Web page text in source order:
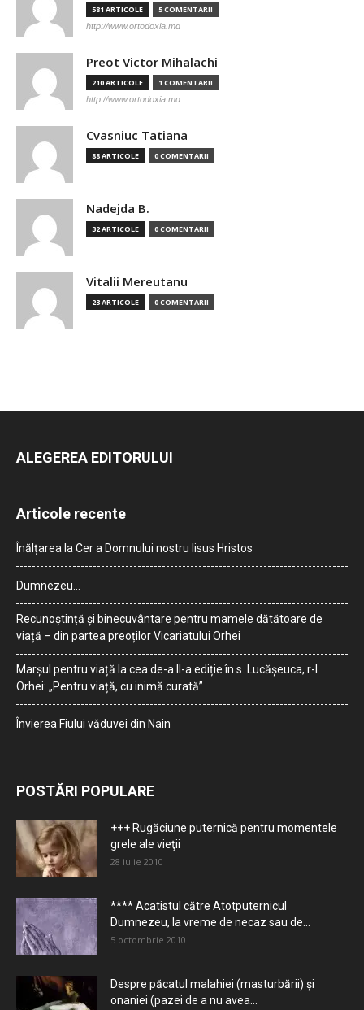
581 ARTICOLE 5 COMENTARII
http://www.ortodoxia.md
Preot Victor Mihalachi
210 ARTICOLE 1 COMENTARII
http://www.ortodoxia.md
Cvasniuc Tatiana
88 ARTICOLE 0 COMENTARII
Nadejda B.
32 ARTICOLE 0 COMENTARII
Vitalii Mereutanu
23 ARTICOLE 0 COMENTARII
ALEGEREA EDITORULUI
Articole recente
Înălțarea la Cer a Domnului nostru Iisus Hristos
Dumnezeu…
Recunoștință și binecuvântare pentru mamele dătătoare de
viață – din partea preoților Vicariatului Orhei
Marșul pentru viață la cea de-a II-a ediție în s. Lucășeuca, r-l
Orhei: „Pentru viață, cu inimă curată”
Învierea Fiului văduvei din Nain
POSTĂRI POPULARE
+++ Rugăciune puternică pentru momentele
grele ale vieţii
28 iulie 2010
**** Acatistul către Atotputernicul
Dumnezeu, la vreme de necaz sau de...
5 octombrie 2010
Despre păcatul malahiei (masturbării) şi
onaniei (pazei de a nu avea...